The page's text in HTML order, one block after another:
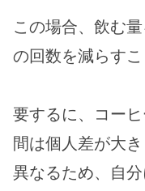
この場合、飲む
の回数を減らすこ
要するに、コー
間は個人差が大
異なるため、自